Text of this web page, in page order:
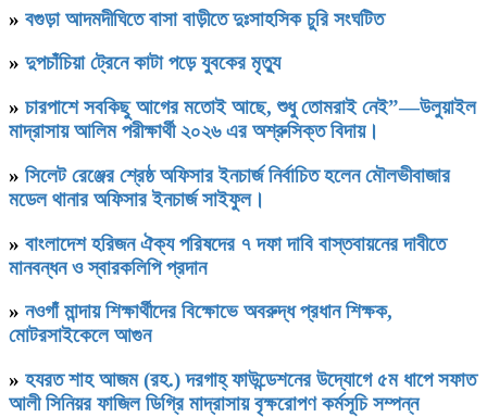
» বগুড়া আদমদীঘিতে বাসা বাড়ীতে দুঃসাহসিক চুরি সংঘটিত
» দুপচাঁচিয়া ট্রেনে কাটা পড়ে যুবকের মৃত্যু
» চারপাশে সবকিছু আগের মতোই আছে, শুধু তোমরাই নেই”—উলুয়াইল
মাদ্রাসায় আলিম পরীক্ষার্থী ২০২৬ এর অশ্রুসিক্ত বিদায়।
» সিলেট রেঞ্জের শ্রেষ্ঠ অফিসার ইনচার্জ নির্বাচিত হলেন মৌলভীবাজার
মডেল থানার অফিসার ইনচার্জ সাইফুল।
» বাংলাদেশ হরিজন ঐক্য পরিষদের ৭ দফা দাবি বাস্তবায়নের দাবীতে
মানবন্ধন ও স্বারকলিপি প্রদান
» নওগাঁ মান্দায় শিক্ষার্থীদের বিক্ষোভে অবরুদ্ধ প্রধান শিক্ষক,
মোটরসাইকেলে আগুন
» হযরত শাহ আজম (রহ.) দরগাহ্ ফাউন্ডেশনের উদ্যোগে ৫ম ধাপে সফাত
আলী সিনিয়র ফাজিল ডিগ্রি মাদ্রাসায় বৃক্ষরোপণ কর্মসূচি সম্পন্ন